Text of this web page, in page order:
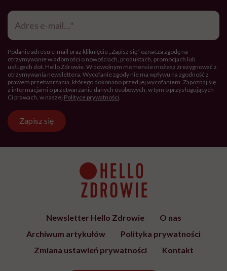
Adres
mail*
Podanie adresu e-mail oraz kliknięcie „Zapisz się” oznacza zgodę na
otrzymywanie wiadomości o nowościach, produktach, promocjach lub
usługach dot. Hello Zdrowie. W dowolnym momencie możesz zrezygnować z
otrzymywania newslettera. Wycofanie zgody nie ma wpływu na zgodność z
prawem przetwarzania, którego dokonano przed jej wycofaniem. Zapoznaj się
z informacjami o przetwarzaniu danych osobowych, w tym o przysługujących
Ci prawach, w naszej Polityce prywatności
Zapisz się
Newsletter Hello Zdrowie
O nas
Archiwum artykułów
Polityka prywatności
Zmiana ustawień prywatności
Kontakt